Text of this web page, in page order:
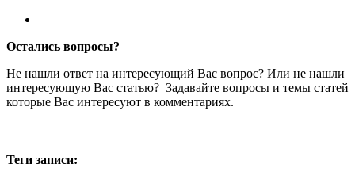
Остались вопросы?
Не нашли ответ на интересующий Вас вопрос? Или не нашли
интересующую Вас статью? Задавайте вопросы и темы статей
которые Вас интересуют в комментариях.
Теги записи: